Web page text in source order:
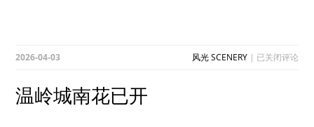
2026-04-03 风光 SCENERY| 温
已关闭评论
温岭城南花已开